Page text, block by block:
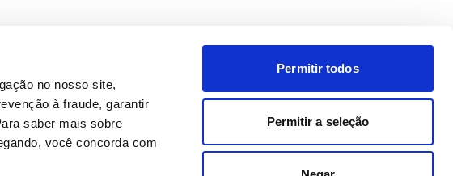
no nosso site,
à fraude, garantir
saber mais sobre
você concorda com
Permitir todos
Permitir a seleção